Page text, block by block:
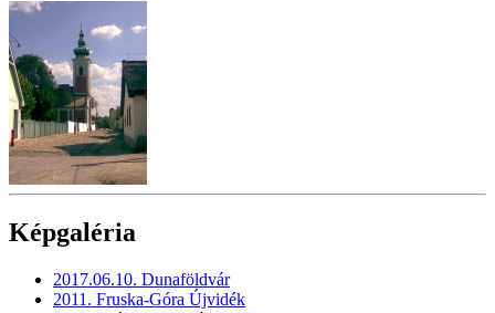
Képgaléria
2017.06.10. Dunaföldvár
2011. Fruska-Góra Újvidék